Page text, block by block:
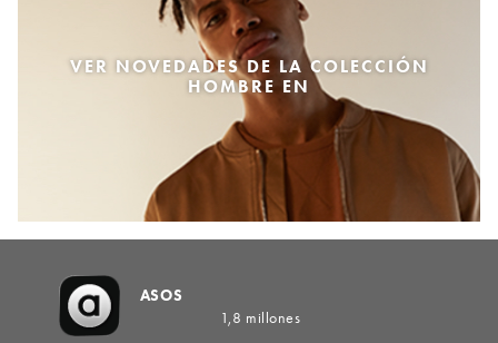
VER NOVEDADES DE LA COLECCIÓN
HOMBRE EN
ASOS
1,8 millones